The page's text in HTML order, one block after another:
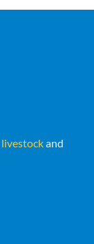
livestockand